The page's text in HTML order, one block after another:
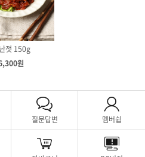
젓 150g
원
질문답변 멤버쉽